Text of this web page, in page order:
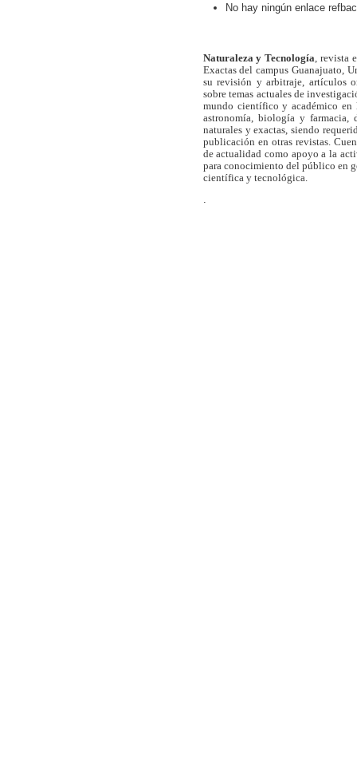
No hay ningún enlace
Naturaleza y Tecnología, revista
Exactas del campus Guanajuato,
su revisión y arbitraje, artículos
sobre temas actuales de
mundo científico y académico en
astronomía, biología y farmacia,
naturales y exactas, siendo
publicación en otras revistas.
de actualidad como apoyo a la
para conocimiento del público en
científica y tecnológica.
.